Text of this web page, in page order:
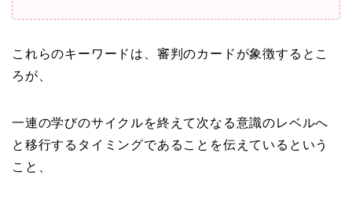
これらのキーワードは、審判のカードが象徴するとこ
ろが、
一連の学びのサイクルを終えて次なる意識のレベルへ
と移行するタイミングであることを伝えているという
こと、